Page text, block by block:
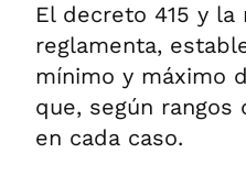
El decreto 415 y la
reglamenta,
mínimo y máximo
que, según
en cada caso.